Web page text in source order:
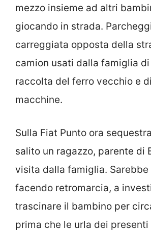
mezzo insieme ad altri
giocando in strada.
carreggiata opposta della
camion usati dalla famiglia
raccolta del ferro vecchio e
macchine.
Sulla Fiat Punto ora
salito un ragazzo, parente di
visita dalla famiglia. Sarebbe
facendo retromarcia, a
trascinare il bambino per
prima che le urla dei